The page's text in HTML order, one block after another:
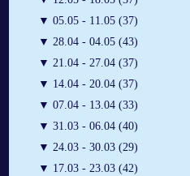
▼ 05.05 - 11.05 (37)
▼ 28.04 - 04.05 (43)
▼ 21.04 - 27.04 (37)
▼ 14.04 - 20.04 (37)
▼ 07.04 - 13.04 (33)
▼ 31.03 - 06.04 (40)
▼ 24.03 - 30.03 (29)
▼ 17.03 - 23.03 (42)